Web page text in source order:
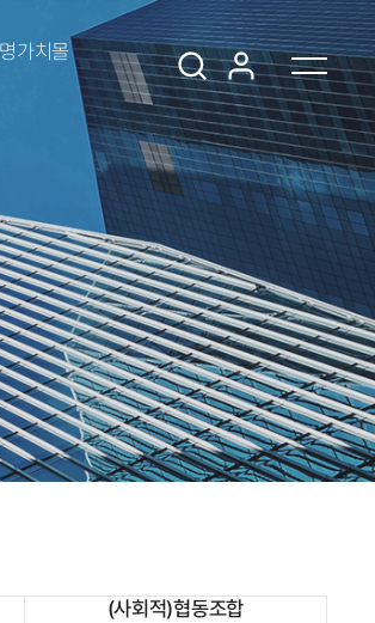
가치몰
(사회적)협동조합